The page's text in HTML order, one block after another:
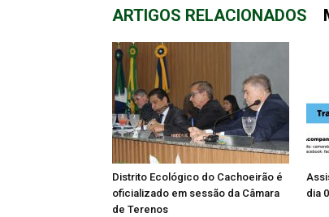
ARTIGOS RELACIONADOS
Distrito Ecológico do Cachoeirão é
oficializado em sessão da Câmara
de Terenos
dia